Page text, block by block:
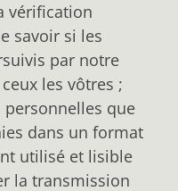
vérification
savoir si les
par notre
les vôtres ;
personnelles que
dans un format
utilisé et lisible
la transmission